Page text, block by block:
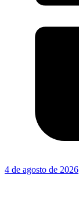
4 de agosto de 2026